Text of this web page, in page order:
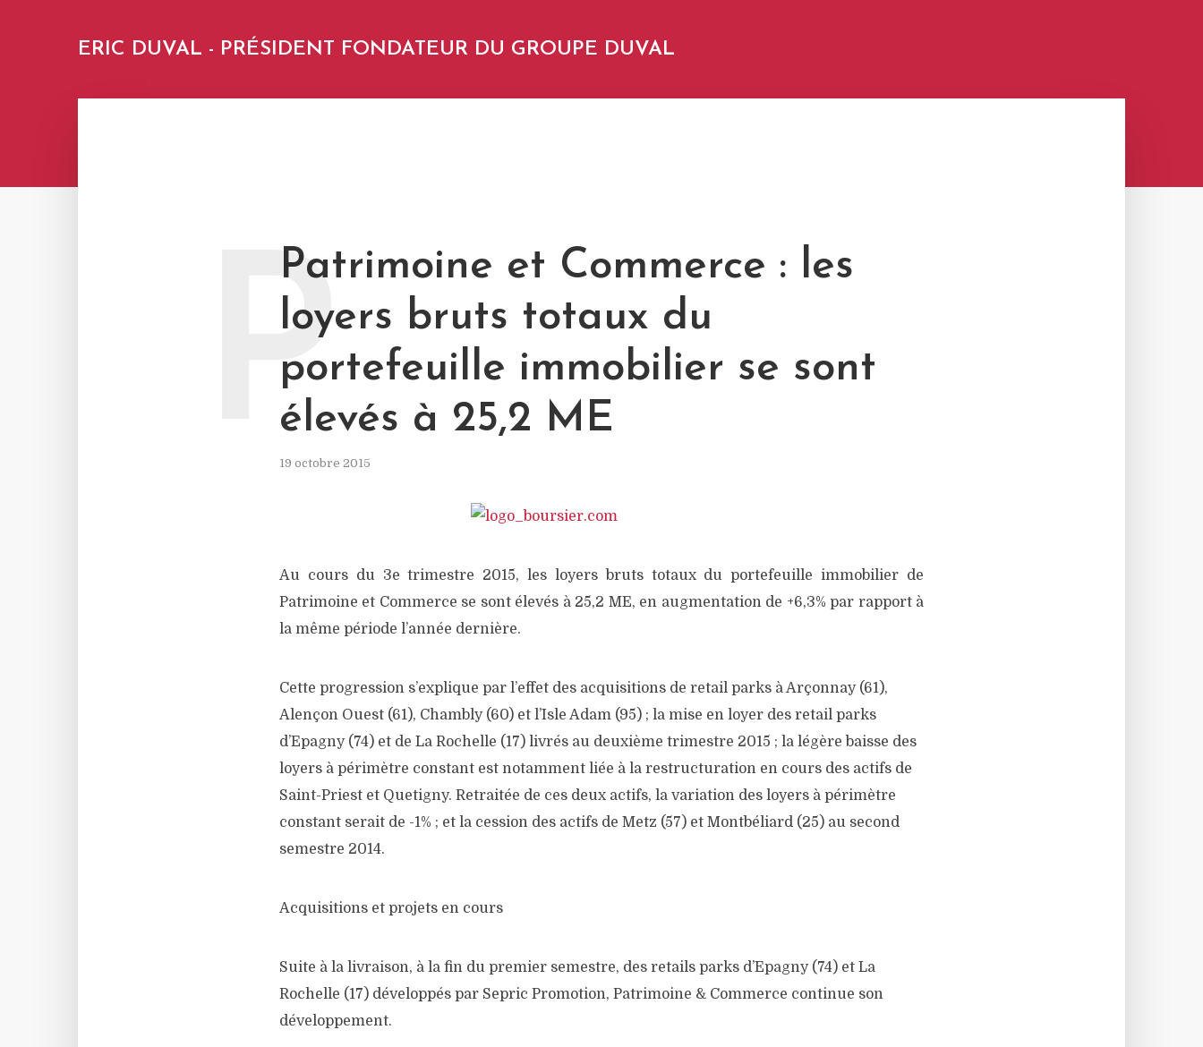
ERIC DUVAL - PRÉSIDENT FONDATEUR DU GROUPE DUVAL
Patrimoine et Commerce : les
loyers bruts totaux du
portefeuille immobilier se sont
élevés à 25,2 ME
19 octobre 2015
P
Au cours du 3e trimestre 2015, les loyers bruts totaux du portefeuille immobilier de
Patrimoine et Commerce se sont élevés à 25,2 ME, en augmentation de +6,3% par rapport à
la même période l’année dernière.
Cette progression s’explique par l’effet des acquisitions de retail parks à Arçonnay (61),
Alençon Ouest (61), Chambly (60) et l’Isle Adam (95) ; la mise en loyer des retail parks
d’Epagny (74) et de La Rochelle (17) livrés au deuxième trimestre 2015 ; la légère baisse des
loyers à périmètre constant est notamment liée à la restructuration en cours des actifs de
Saint-Priest et Quetigny. Retraitée de ces deux actifs, la variation des loyers à périmètre
constant serait de -1% ; et la cession des actifs de Metz (57) et Montbéliard (25) au second
semestre 2014.
Acquisitions et projets en cours
Suite à la livraison, à la fin du premier semestre, des retails parks d’Epagny (74) et La
Rochelle (17) développés par Sepric Promotion, Patrimoine & Commerce continue son
développement.